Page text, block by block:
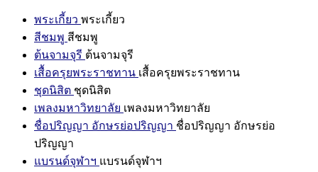
พระเกี้ยว พระเกี้ยว
สีชมพู สีชมพู
ต้นจามจุรี ต้นจามจุรี
เสื้อครุยพระราชทาน เสื้อครุยพระราชทาน
ชุดนิสิต ชุดนิสิต
เพลงมหาวิทยาลัย เพลงมหาวิทยาลัย
ชื่อปริญญา อักษรย่อปริญญา ชื่อปริญญา อักษรย่อ
ปริญญา
แบรนด์จุฬาฯ แบรนด์จุฬาฯ